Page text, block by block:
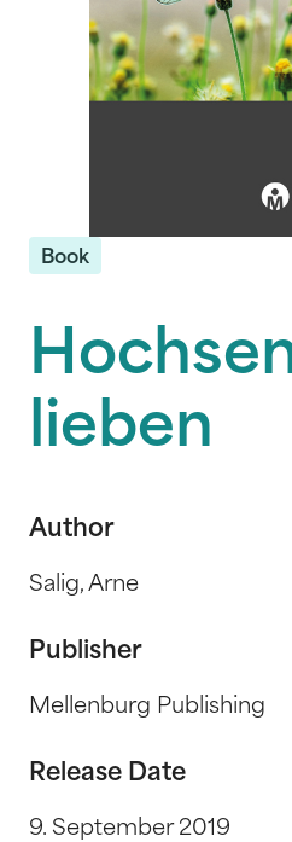
Book
lieben
Author
Salig, Arne
Publisher
Mellenburg Publishing
Release Date
9. September 2019